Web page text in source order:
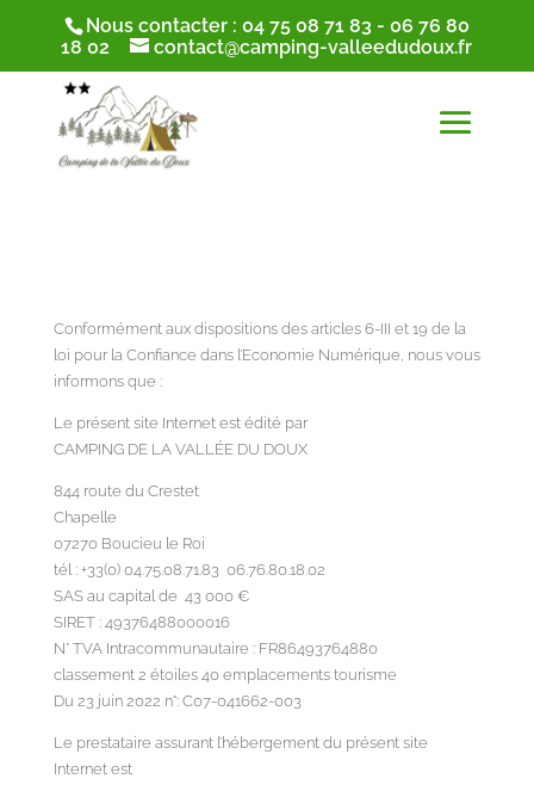
Nous contacter : 04 75 08 71 83 - 06 76 80
18 02
contact@camping-valleedudoux.fr
Conformément aux dispositions des articles 6-III et 19 de la
loi pour la Confiance dans l’Economie Numérique, nous vous
informons que :
Le présent site Internet est édité par
CAMPING DE LA VALLÉE DU DOUX
844 route du Crestet
Chapelle
07270 Boucieu le Roi
tél : +33(0) 04.75.08.71.83 06.76.80.18.02
SAS au capital de 43 000 €
SIRET : 49376488000016
N° TVA Intracommunautaire : FR86493764880
classement 2 étoiles 40 emplacements tourisme
Du 23 juin 2022 n°: C07-041662-003
Le prestataire assurant l’hébergement du présent site
Internet est